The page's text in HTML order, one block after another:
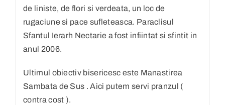
de liniste, de flori si verdeata, un loc de
rugaciune si pace sufleteasca. Paraclisul
Sfantul Ierarh Nectarie a fost infiintat si sfintit in
anul 2006.
Ultimul obiectiv bisericesc este Manastirea
Sambata de Sus . Aici putem servi pranzul (
contra cost ).